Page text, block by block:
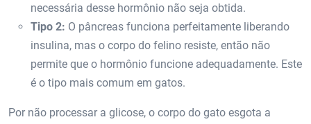
necessária desse hormônio não seja obtida.
Tipo 2: O pâncreas funciona perfeitamente liberando
insulina, mas o corpo do felino resiste, então não
permite que o hormônio funcione adequadamente. Este
é o tipo mais comum em gatos.
Por não processar a glicose, o corpo do gato esgota a